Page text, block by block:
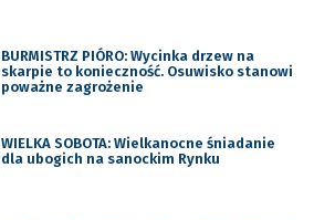
BURMISTRZ PIÓRO: Wycinka drzew na
skarpie to konieczność. Osuwisko stanowi
poważne zagrożenie
WIELKA SOBOTA: Wielkanocne śniadanie
dla ubogich na sanockim Rynku